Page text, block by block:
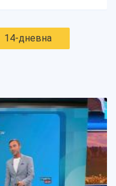
14-дневна